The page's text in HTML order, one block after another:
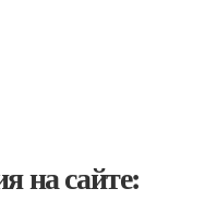
на сайте: